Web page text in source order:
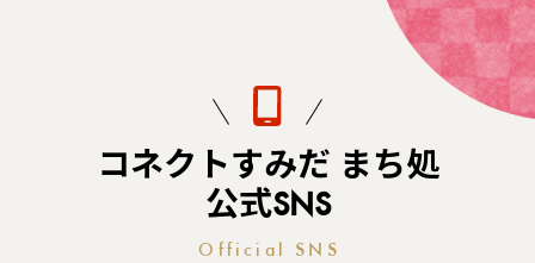
コネクトすみだ まち処
公式SNS
Official SNS